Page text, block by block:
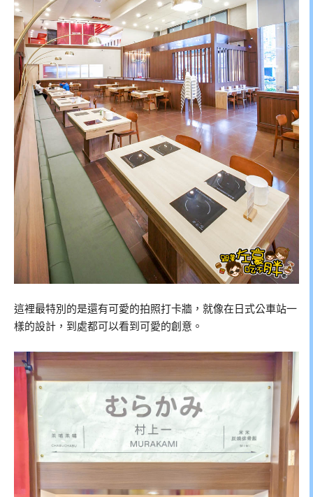
這裡最特別的是還有可愛的拍照打卡牆，就像在日式公車站一
樣的設計，到處都可以看到可愛的創意。